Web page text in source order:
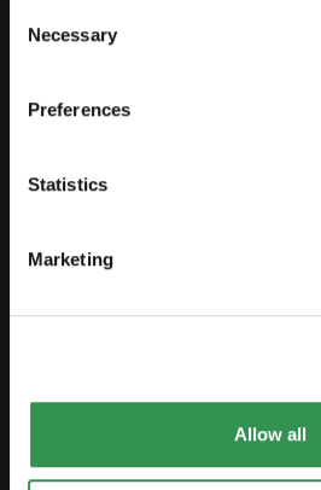
Selection
Necessary
Preferences
Statistics
Marketing
Allow all
Businessplan erstellen
Vorbezug Pensionskasse
Übersicht Rechtsformen
Blog
GRÜNDEN